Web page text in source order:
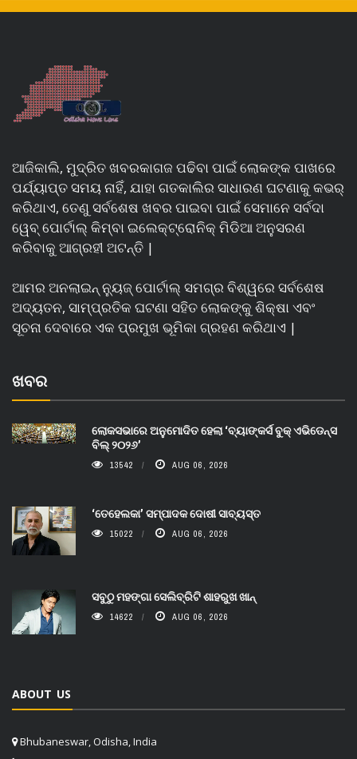
ଆଜିକାଲି, ମୁଦ୍ରିତ ଖବରକାଗଜ ପଢିବା ପାଇଁ ଲୋକଙ୍କ ପାଖରେ
ପର୍ଯ୍ୟାପ୍ତ ସମୟ ନାହିଁ, ଯାହା ଗତକାଲିର ସାଧାରଣ ଘଟଣାକୁ କଭର୍
କରିଥାଏ, ତେଣୁ ସର୍ବଶେଷ ଖବର ପାଇବା ପାଇଁ ସେମାନେ ସର୍ବଦା
ୱେବ୍ ପୋର୍ଟାଲ୍ କିମ୍ବା ଇଲେକ୍ଟ୍ରୋନିକ୍ ମିଡିଆ ଅନୁସରଣ
କରିବାକୁ ଆଗ୍ରହୀ ଅଟନ୍ତି |
ଆମର ଅନଲାଇନ୍ ନ୍ୟୁଜ୍ ପୋର୍ଟାଲ୍ ସମଗ୍ର ବିଶ୍ୱରେ ସର୍ବଶେଷ
ଅଦ୍ୟତନ, ସାମ୍ପ୍ରତିକ ଘଟଣା ସହିତ ଲୋକଙ୍କୁ ଶିକ୍ଷା ଏବଂ
ସୂଚନା ଦେବାରେ ଏକ ପ୍ରମୁଖ ଭୂମିକା ଗ୍ରହଣ କରିଥାଏ |
ଖବର
ଲୋକସଭାରେ ଅନୁମୋଦିତ ହେଲା ‘ବ୍ୟାଙ୍କର୍ସ ବୁକ୍ ଏଭିଡେନ୍ସ
ବିଲ୍ ୨୦୨୬’
13542 AUG 06, 2026
‘ତେହେଲକା’ ସମ୍ପାଦକ ଦୋଷୀ ସାବ୍ୟସ୍ତ
15022 AUG 06, 2026
ସବୁଠୁ ମହଙ୍ଗା ସେଲିବ୍ରିଟି ଶାହରୁଖ ଖାନ୍
14622 AUG 06, 2026
ABOUT US
Bhubaneswar, Odisha, India